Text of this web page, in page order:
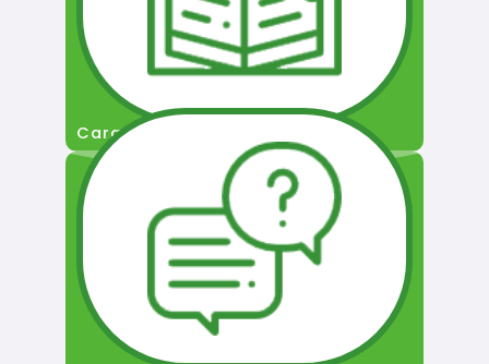
Cara Permohonan